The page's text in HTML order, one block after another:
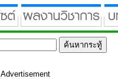
Advertisement